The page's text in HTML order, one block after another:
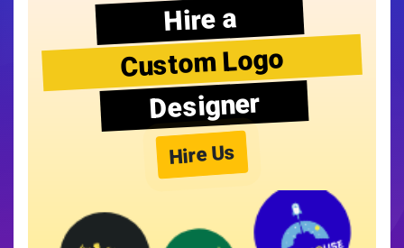
Hire a
Custom Logo
Designer
Hire Us